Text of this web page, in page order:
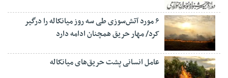
۶ مورد آتش‌سوزی طی سه روز میانکاله را درگیر
کرد/ مهار حریق همچنان ادامه دارد
عامل انسانی پشت حریق‌های میانکاله